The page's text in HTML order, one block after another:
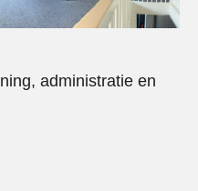
administratie en